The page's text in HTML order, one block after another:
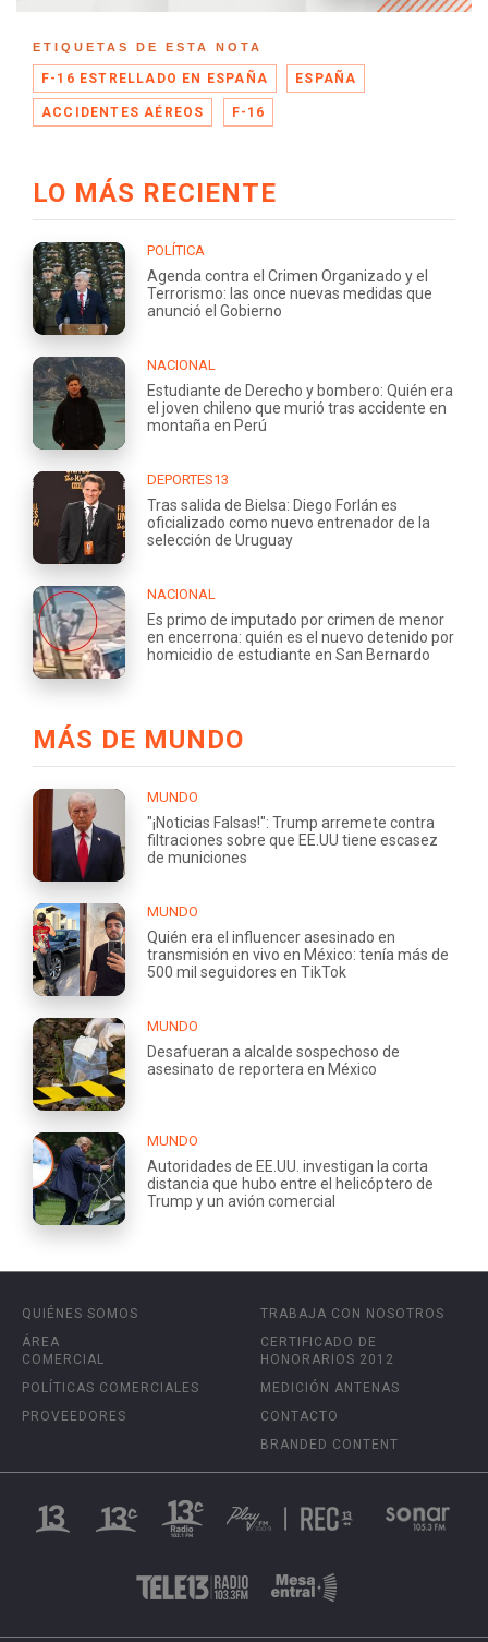
ETIQUETAS DE ESTA NOTA
F-16 ESTRELLADO EN ESPAÑA ESPAÑA
ACCIDENTES AÉREOS F-16
LO MÁS RECIENTE
POLÍTICA
Agenda contra el Crimen Organizado y el
Terrorismo: las once nuevas medidas que
anunció el Gobierno
NACIONAL
Estudiante de Derecho y bombero: Quién era
el joven chileno que murió tras accidente en
montaña en Perú
DEPORTES13
Tras salida de Bielsa: Diego Forlán es
oficializado como nuevo entrenador de la
selección de Uruguay
NACIONAL
Es primo de imputado por crimen de menor
en encerrona: quién es el nuevo detenido por
homicidio de estudiante en San Bernardo
MÁS DE MUNDO
MUNDO
"¡Noticias Falsas!": Trump arremete contra
filtraciones sobre que EE.UU tiene escasez
de municiones
MUNDO
Quién era el influencer asesinado en
transmisión en vivo en México: tenía más de
500 mil seguidores en TikTok
MUNDO
Desafueran a alcalde sospechoso de
asesinato de reportera en México
MUNDO
Autoridades de EE.UU. investigan la corta
distancia que hubo entre el helicóptero de
Trump y un avión comercial
QUIÉNES SOMOS
ÁREA
COMERCIAL
POLÍTICAS COMERCIALES
PROVEEDORES
TRABAJA CON NOSOTROS
CERTIFICADO DE
HONORARIOS 2012
MEDICIÓN ANTENAS
CONTACTO
BRANDED CONTENT